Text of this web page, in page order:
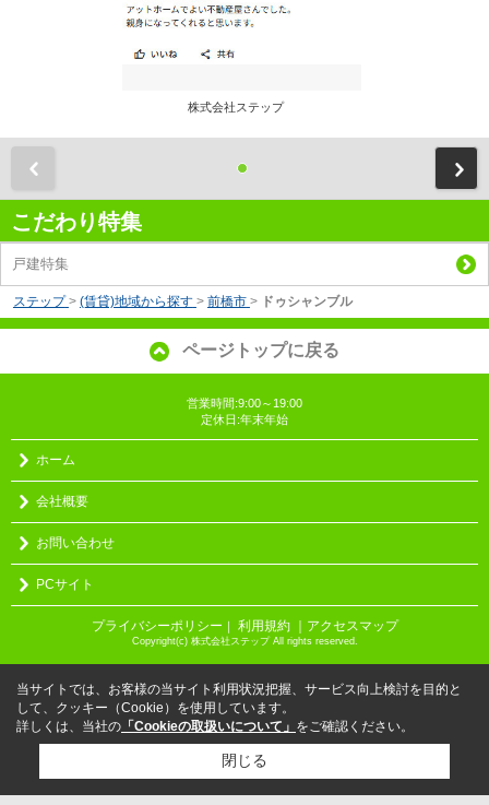
株式会社ステップ
こだわり特集
戸建特集
ステップ > (賃貸)地域から探す > 前橋市 > ドゥシャンブル
ページトップに戻る
営業時間:9:00～19:00
定休日:年末年始
ホーム
会社概要
お問い合わせ
PCサイト
プライバシーポリシー 利用規約 ｜アクセスマップ
Copyright(c) 株式会社ステップ All rights reserved.
当サイトでは、お客様の当サイト利用状況把握、サービス向上検討を目的と
して、クッキー（Cookie）を使用しています。
詳しくは、当社の 「Cookieの取扱いについて」 をご確認ください。
閉じる